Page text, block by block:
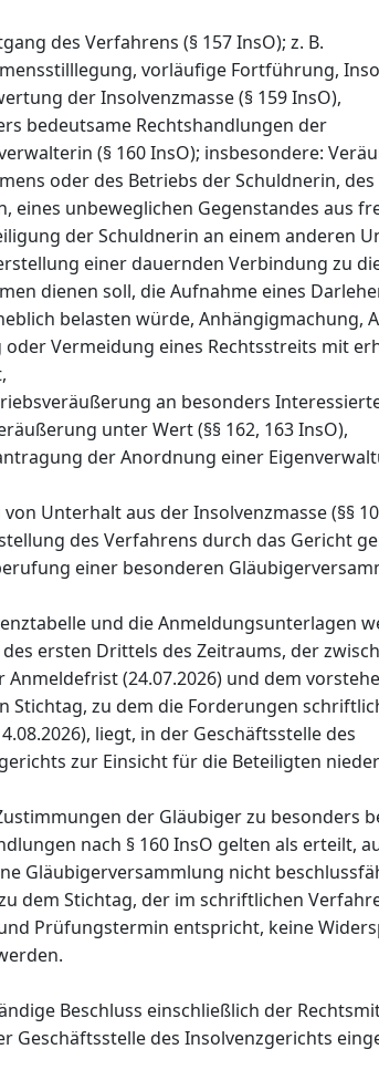
des Verfahrens (§ 157 InsO); z. B.
vorläufige Fortführung,
der Insolvenzmasse (§ 159 InsO),
bedeutsame Rechtshandlungen der
(§ 160 InsO); insbesondere:
oder des Betriebs der Schuldnerin,
eines unbeweglichen Gegenstandes aus
der Schuldnerin an einem anderen
einer dauernden Verbindung zu
dienen soll, die Aufnahme eines
belasten würde, Anhängigmachung,
oder Vermeidung eines Rechtsstreits mit
an besonders
unter Wert (§§ 162, 163 InsO),
der Anordnung einer
Unterhalt aus der Insolvenzmasse (§§
des Verfahrens durch das Gericht
einer besonderen
und die Anmeldungsunterlagen
ersten Drittels des Zeitraums, der
Anmeldefrist (24.07.2026) und dem
Stichtag, zu dem die Forderungen
liegt, in der Geschäftsstelle des
zur Einsicht für die Beteiligten
der Gläubiger zu besonders
nach § 160 InsO gelten als erteilt,
Gläubigerversammlung nicht
dem Stichtag, der im schriftlichen
Prüfungstermin entspricht, keine
Beschluss einschließlich der
Geschäftsstelle des Insolvenzgerichts